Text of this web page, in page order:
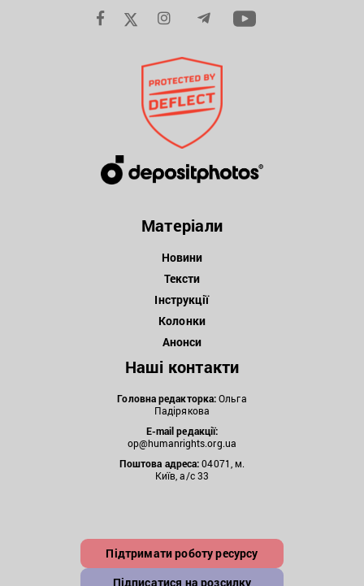
Матеріали
Новини
Тексти
Інструкції
Колонки
Анонси
Наші контакти
Головна редакторка:Ольга
Падірякова
E-mail редакції:
op@humanrights.org.ua
Поштова адреса:04071, м.
Київ, а/с 33
Підтримати роботу ресурсу
Підписатися на розсилку